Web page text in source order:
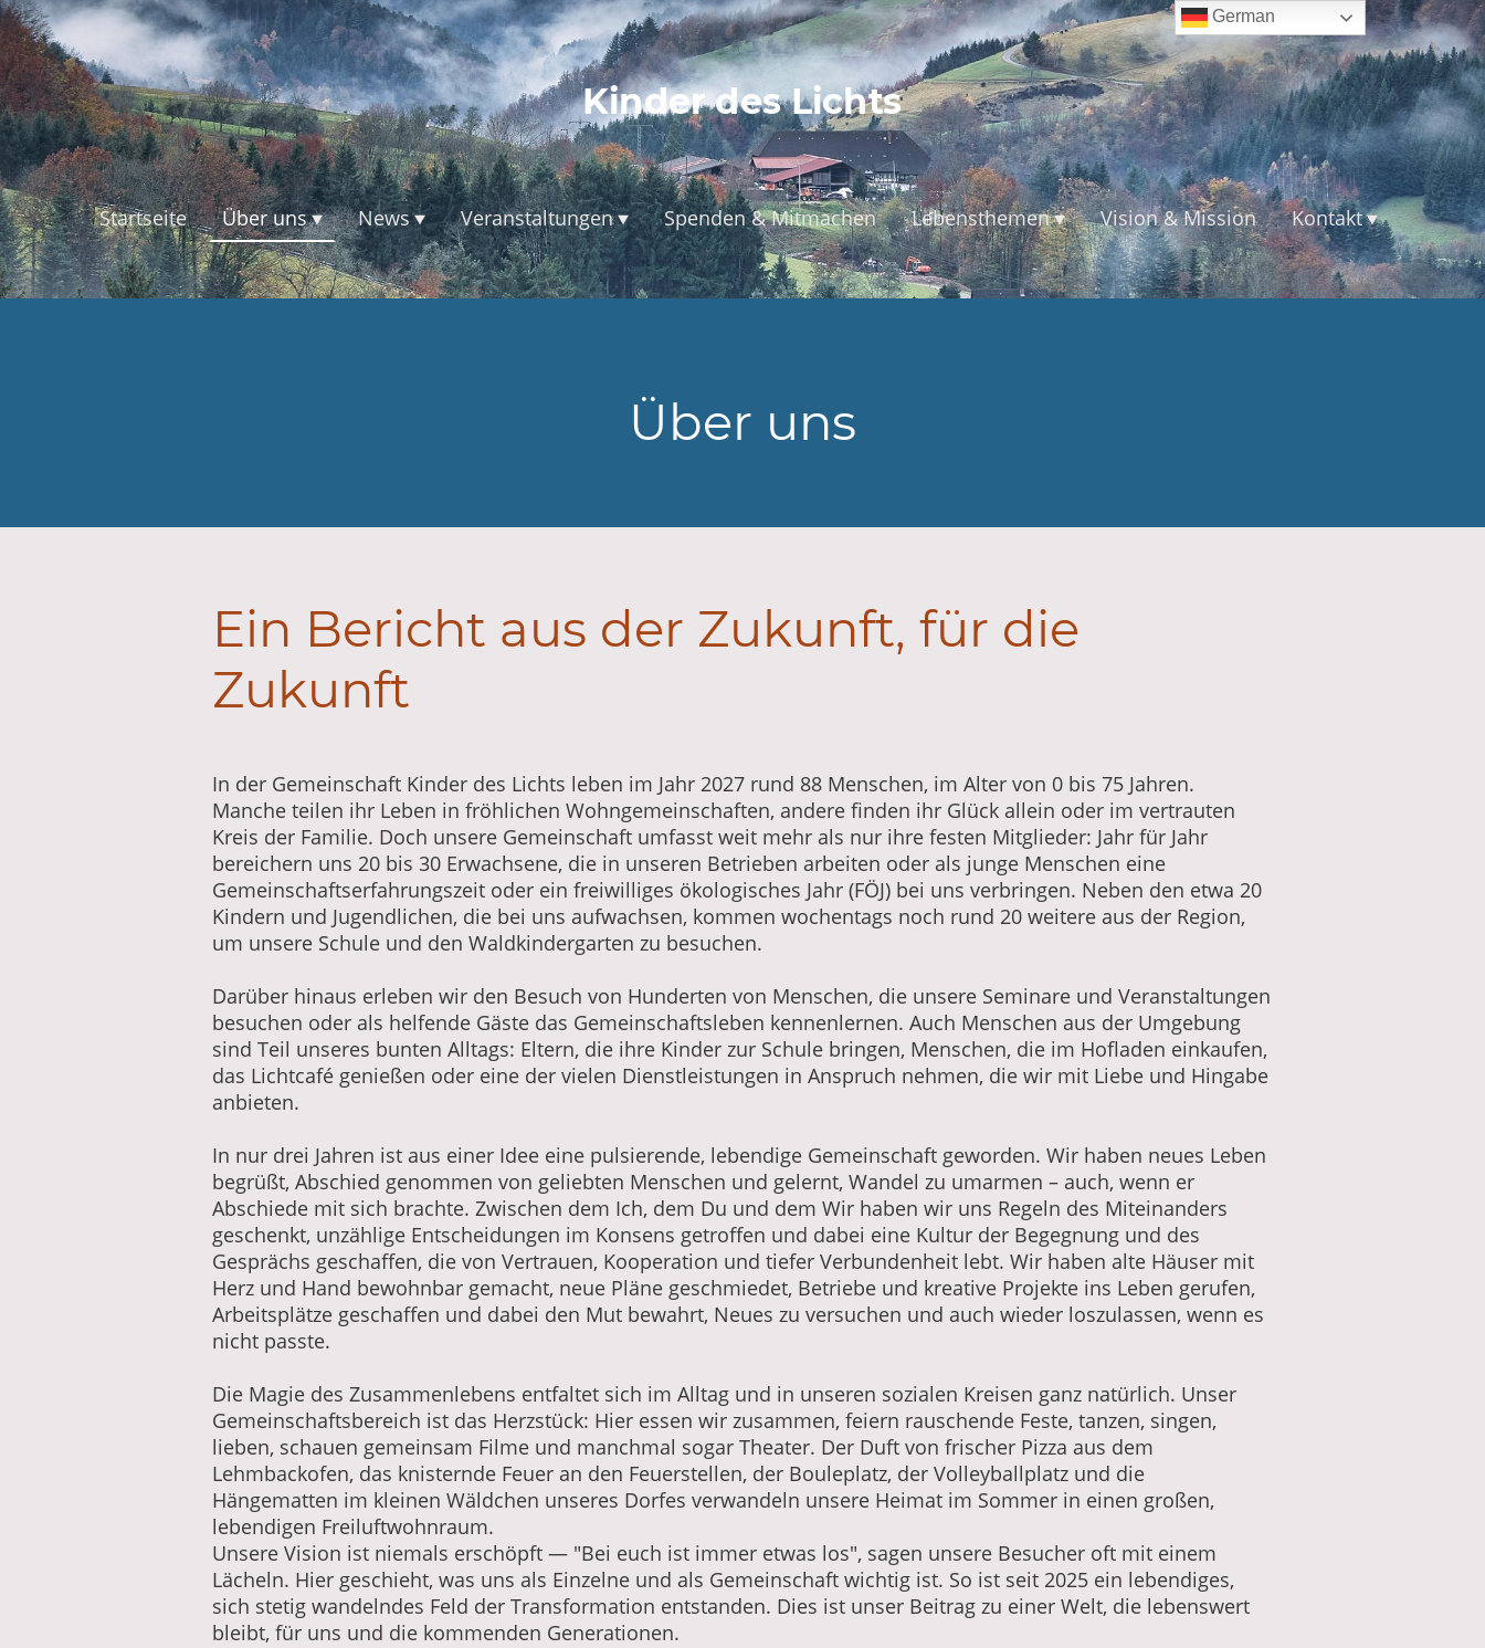
Kinder des Lichts
Startseite Über uns News Veranstaltungen Spenden & Mitmachen Lebensthemen Vision & Mission Kontakt
Über uns
In der Gemeinschaft Kinder des Lichts leben im Jahr 2027 rund 88 Menschen, im Alter von 0 bis 75 Jahren.
Manche teilen ihr Leben in fröhlichen Wohngemeinschaften, andere finden ihr Glück allein oder im vertrauten
Kreis der Familie. Doch unsere Gemeinschaft umfasst weit mehr als nur ihre festen Mitglieder: Jahr für Jahr
bereichern uns 20 bis 30 Erwachsene, die in unseren Betrieben arbeiten oder als junge Menschen eine
Gemeinschaftserfahrungszeit oder ein freiwilliges ökologisches Jahr (FÖJ) bei uns verbringen. Neben den etwa 20
Kindern und Jugendlichen, die bei uns aufwachsen, kommen wochentags noch rund 20 weitere aus der Region,
um unsere Schule und den Waldkindergarten zu besuchen.
Darüber hinaus erleben wir den Besuch von Hunderten von Menschen, die unsere Seminare und Veranstaltungen
besuchen oder als helfende Gäste das Gemeinschaftsleben kennenlernen. Auch Menschen aus der Umgebung
sind Teil unseres bunten Alltags: Eltern, die ihre Kinder zur Schule bringen, Menschen, die im Hofladen einkaufen,
das Lichtcafé genießen oder eine der vielen Dienstleistungen in Anspruch nehmen, die wir mit Liebe und Hingabe
anbieten.
In nur drei Jahren ist aus einer Idee eine pulsierende, lebendige Gemeinschaft geworden. Wir haben neues Leben
begrüßt, Abschied genommen von geliebten Menschen und gelernt, Wandel zu umarmen – auch, wenn er
Abschiede mit sich brachte. Zwischen dem Ich, dem Du und dem Wir haben wir uns Regeln des Miteinanders
geschenkt, unzählige Entscheidungen im Konsens getroffen und dabei eine Kultur der Begegnung und des
Gesprächs geschaffen, die von Vertrauen, Kooperation und tiefer Verbundenheit lebt. Wir haben alte Häuser mit
Herz und Hand bewohnbar gemacht, neue Pläne geschmiedet, Betriebe und kreative Projekte ins Leben gerufen,
Arbeitsplätze geschaffen und dabei den Mut bewahrt, Neues zu versuchen und auch wieder loszulassen, wenn es
nicht passte.
Die Magie des Zusammenlebens entfaltet sich im Alltag und in unseren sozialen Kreisen ganz natürlich. Unser
Gemeinschaftsbereich ist das Herzstück: Hier essen wir zusammen, feiern rauschende Feste, tanzen, singen,
lieben, schauen gemeinsam Filme und manchmal sogar Theater. Der Duft von frischer Pizza aus dem
Lehmbackofen, das knisternde Feuer an den Feuerstellen, der Bouleplatz, der Volleyballplatz und die
Hängematten im kleinen Wäldchen unseres Dorfes verwandeln unsere Heimat im Sommer in einen großen,
lebendigen Freiluftwohnraum.
Unsere Vision ist niemals erschöpft — "Bei euch ist immer etwas los", sagen unsere Besucher oft mit einem
Lächeln. Hier geschieht, was uns als Einzelne und als Gemeinschaft wichtig ist. So ist seit 2025 ein lebendiges,
sich stetig wandelndes Feld der Transformation entstanden. Dies ist unser Beitrag zu einer Welt, die lebenswert
bleibt, für uns und die kommenden Generationen.
Ein Bericht aus der Zukunft, für die
Zukunft
German